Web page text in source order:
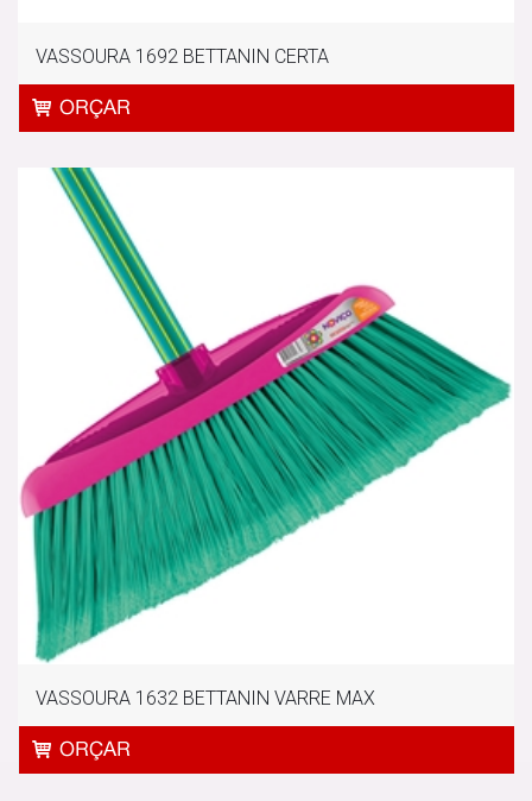
VASSOURA 1692 BETTANIN CERTA
VASSOURA 1632 BETTANIN VARRE MAX